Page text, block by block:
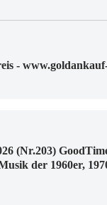
-
(Nr.203)
der 1960er,